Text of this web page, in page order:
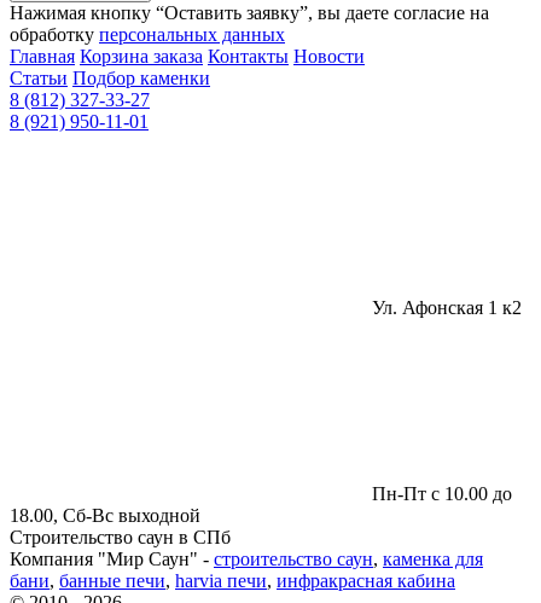
Нажимая кнопку “Оставить заявку”, вы даете согласие на
обработку персональных данных
Главная Корзина заказа Контакты Новости
Статьи Подбор каменки
8 (812) 327-33-27
8 (921) 950-11-01
Ул. Афонская 1 к2
Пн-Пт с 10.00 до
18.00, Сб-Вс выходной
Строительство саун в СПб
Компания "Мир Саун" - строительство саун, каменка для
бани, банные печи, harvia печи, инфракрасная кабина